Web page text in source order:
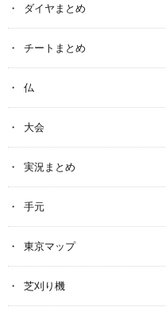
ダイヤまとめ
チートまとめ
仏
大会
実況まとめ
手元
東京マップ
芝刈り機